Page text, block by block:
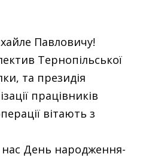
Павловичу!
Тернопільської
та президія
працівників
вітають з
День народження-